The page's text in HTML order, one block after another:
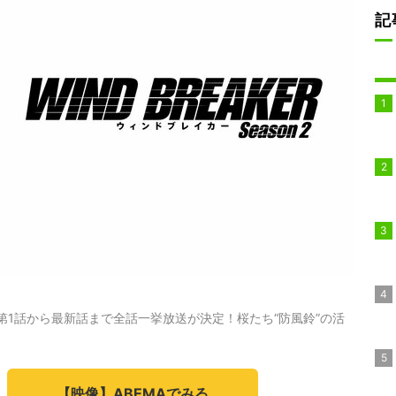
話から最新話まで全話一挙放送が決定！桜たち“防風鈴”の活
記